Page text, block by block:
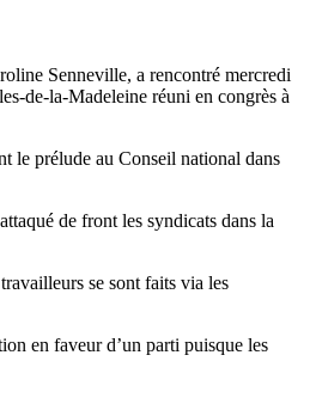
Senneville, a rencontré mercredi
de-la-Madeleine réuni en congrès à
le prélude au Conseil national dans
de front les syndicats dans la
se sont faits via les
en faveur d’un parti puisque les